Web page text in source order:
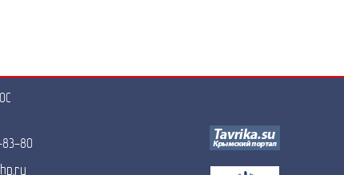
83-80